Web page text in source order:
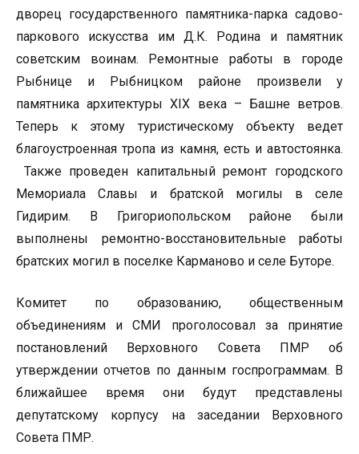
дворец государственного памятника-парка садово-
паркового искусства им Д.К. Родина и памятник
советским воинам. Ремонтные работы в городе
Рыбнице и Рыбницком районе произвели у
памятника архитектуры XIX века – Башне ветров.
Теперь к этому туристическому объекту ведет
благоустроенная тропа из камня, есть и автостоянка.
Также проведен капитальный ремонт городского
Мемориала Славы и братской могилы в селе
Гидирим. В Григориопольском районе были
выполнены ремонтно-восстановительные работы
братских могил в поселке Карманово и селе Буторе.
Комитет по образованию, общественным
объединениям и СМИ проголосовал за принятие
постановлений Верховного Совета ПМР об
утверждении отчетов по данным госпрограммам. В
ближайшее время они будут представлены
депутатскому корпусу на заседании Верховного
Совета ПМР.